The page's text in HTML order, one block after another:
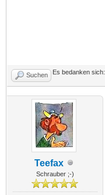
Suchen Es bedanken sich:
Teefax
Schrauber ;-)